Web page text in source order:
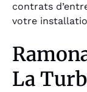
contrats
votre
La